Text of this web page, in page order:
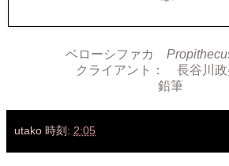
ベローシファカ
クライアント： 長谷川
鉛筆
utako 時刻: 2:05